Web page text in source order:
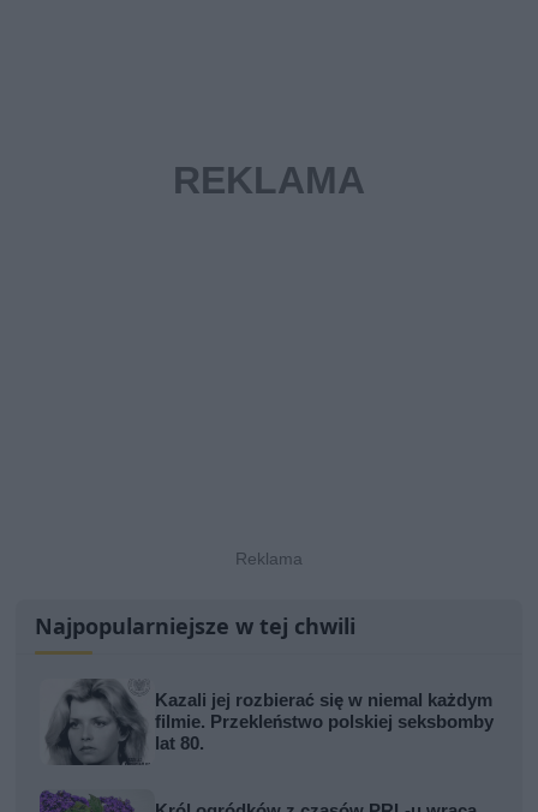
Najpopularniejsze w tej chwili
Kazali jej rozbierać się w niemal każdym
filmie. Przekleństwo polskiej seksbomby
lat 80.